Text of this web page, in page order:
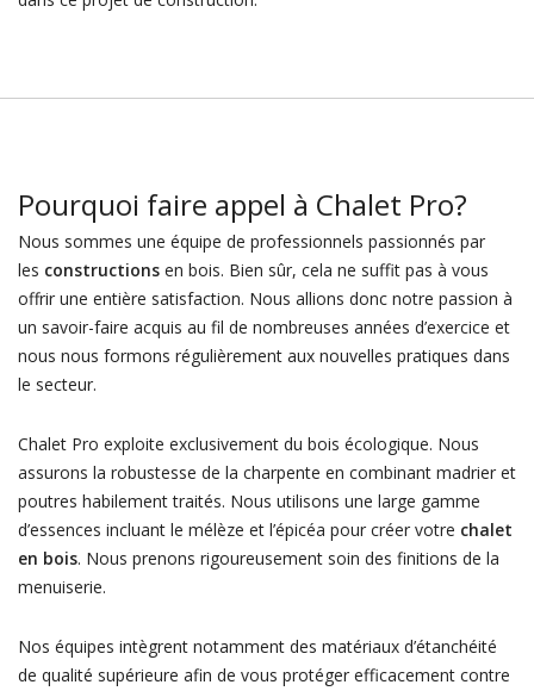
Pourquoi faire appel à Chalet Pro?
Nous sommes une équipe de professionnels passionnés par
les constructionsen bois. Bien sûr, cela ne suffit pas à vous
offrir une entière satisfaction. Nous allions donc notre passion à
un savoir-faire acquis au fil de nombreuses années d’exercice et
nous nous formons régulièrement aux nouvelles pratiques dans
le secteur.
Chalet Pro exploite exclusivement du bois écologique. Nous
assurons la robustesse de la charpente en combinant madrier et
poutres habilement traités. Nous utilisons une large gamme
d’essences incluant le mélèze et l’épicéa pour créer votre chalet
en bois. Nous prenons rigoureusement soin des finitions de la
menuiserie.
Nos équipes intègrent notamment des matériaux d’étanchéité
de qualité supérieure afin de vous protéger efficacement contre